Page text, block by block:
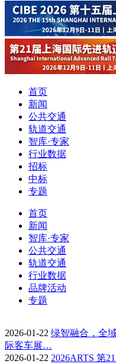
首页
新闻
公共交通
轨道交通
智库·专家
行业数据
招标
中标
专题
首页
新闻
智库·专家
公共交通
轨道交通
行业数据
品牌活动
专题
2026-01-22 绿智融合，全
际客车展…
2026-01-22 2026ARTS 第